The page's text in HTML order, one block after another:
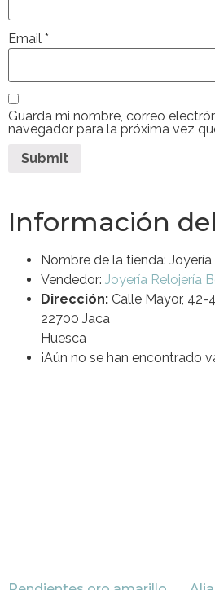
Email *
Guarda mi nombre, correo
navegador para la próxima vez
Información
Nombre de la tienda: Joyería
Vendedor: Joyería Relojería
Dirección: Calle Mayor, 42-
22700 Jaca
Huesca
¡Aún no se han encontrado